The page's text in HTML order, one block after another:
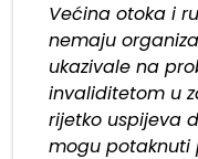
Većina otoka i
nemaju
ukazivale na
invaliditetom u
rijetko uspijeva
mogu potaknuti